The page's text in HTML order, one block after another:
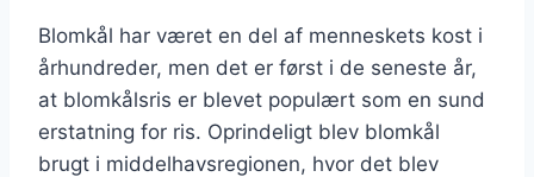
Blomkål har været en del af menneskets kost i
århundreder, men det er først i de seneste år,
at blomkålsris er blevet populært som en sund
erstatning for ris. Oprindeligt blev blomkål
brugt i middelhavsregionen, hvor det blev